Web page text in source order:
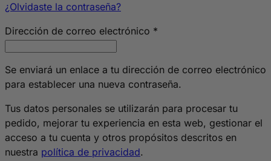
¿Olvidaste la contraseña?
Dirección de correo electrónico *
Se enviará un enlace a tu dirección de correo electrónico
para establecer una nueva contraseña.
Tus datos personales se utilizarán para procesar tu
pedido, mejorar tu experiencia en esta web, gestionar el
acceso a tu cuenta y otros propósitos descritos en
nuestra política de privacidad.